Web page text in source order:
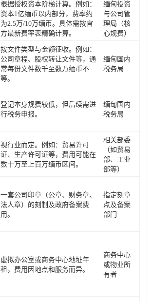
根据授权资本阶梯计算。例如：
资本1亿缅币以内部分，费率约
为2.5万/10万缅币。具体需按官
方最新费率表精确计算。
缅甸投资
与公司管
理局（核
心规费）
按文件类型与金额征收。例如：
公司章程、股权转让文件等，通
常每份文件数千至数万缅币不
等。
缅甸国内
税务局
登记本身规费较低，但后续需进
行税务申报。
缅甸国内
税务局
视行业而定。例如：贸易许可
证、生产许可证等，费用可能在
数十万至上百万缅币区间。
相关部委
（如贸易
部、工业
部等）
一套公司印章（公章、财务章、
法人章）的刻制及政府备案费
用。
指定刻章
点及备案
部门
虚拟办公室或商务中心地址年
租，费用因地点和服务而异。
商务中心
或物业所
有者